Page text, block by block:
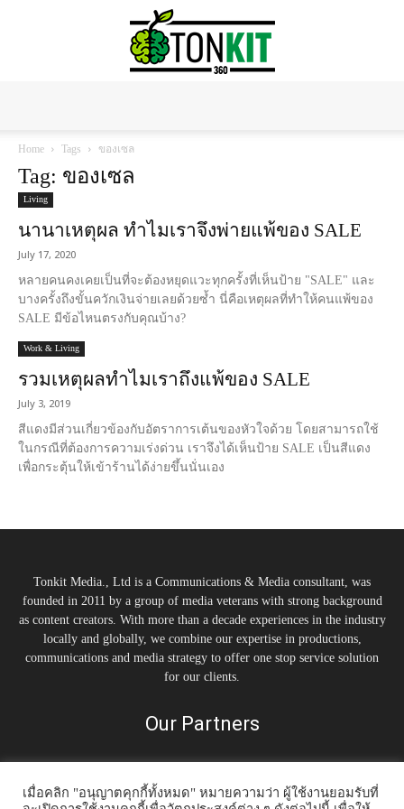
Home Tags ของเซล
Tag: ของเซล
Living
นานาเหตุผล ทำไมเราจึงพ่ายแพ้ของ SALE
July 17, 2020
หลายคนคงเคยเป็นที่จะต้องหยุดแวะทุกครั้งที่เห็นป้าย "SALE" และ
บางครั้งถึงขั้นควักเงินจ่ายเลยด้วยซ้ำ นี่คือเหตุผลที่ทำให้คนแพ้ของ
SALE มีข้อไหนตรงกับคุณบ้าง?
Work & Living
รวมเหตุผลทำไมเราถึงแพ้ของ SALE
July 3, 2019
สีแดงมีส่วนเกี่ยวข้องกับอัตราการเต้นของหัวใจด้วย โดยสามารถใช้
ในกรณีที่ต้องการความเร่งด่วน เราจึงได้เห็นป้าย SALE เป็นสีแดง
เพื่อกระตุ้นให้เข้าร้านได้ง่ายขึ้นนั่นเอง
Tonkit Media., Ltd is a Communications & Media consultant, was
founded in 2011 by a group of media veterans with strong background
as content creators. With more than a decade experiences in the industry
locally and globally, we combine our expertise in productions,
communications and media strategy to offer one stop service solution
for our clients.
Our Partners
เมื่อคลิก "อนุญาตคุกกี้ทั้งหมด" หมายความว่า ผู้ใช้งานยอมรับที่